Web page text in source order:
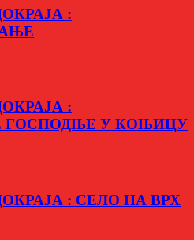
:
:
ГОСПОДЊЕ У КОЊИЦУ
: СЕЛО НА ВРХ